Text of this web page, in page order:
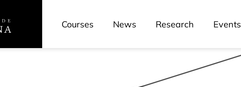
Courses News Research Events